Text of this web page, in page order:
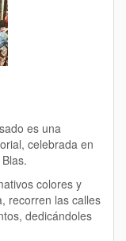
es una
celebrada en
colores y
recorren las calles
dedicándoles